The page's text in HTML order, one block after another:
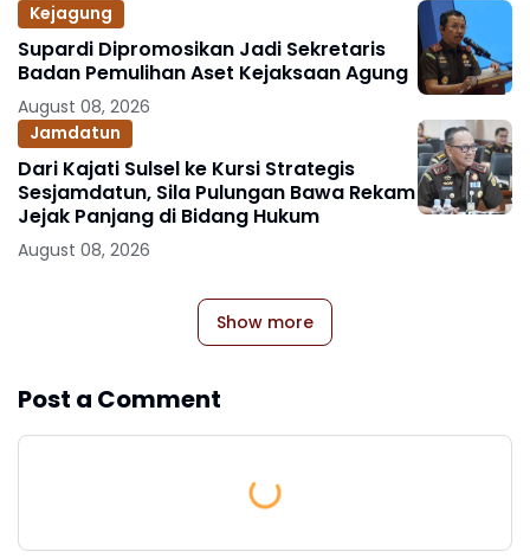
Kejagung
Supardi Dipromosikan Jadi Sekretaris
Badan Pemulihan Aset Kejaksaan Agung
August 08, 2026
Jamdatun
Dari Kajati Sulsel ke Kursi Strategis
Sesjamdatun, Sila Pulungan Bawa Rekam
Jejak Panjang di Bidang Hukum
August 08, 2026
Show more
Post a Comment